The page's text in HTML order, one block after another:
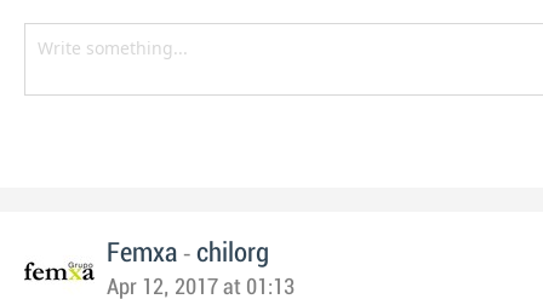
Femxa - chilorg
Apr 12, 2017 at 01:13